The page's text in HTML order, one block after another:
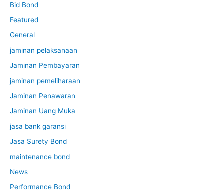
Bid Bond
Featured
General
jaminan pelaksanaan
Jaminan Pembayaran
jaminan pemeliharaan
Jaminan Penawaran
Jaminan Uang Muka
jasa bank garansi
Jasa Surety Bond
maintenance bond
News
Performance Bond